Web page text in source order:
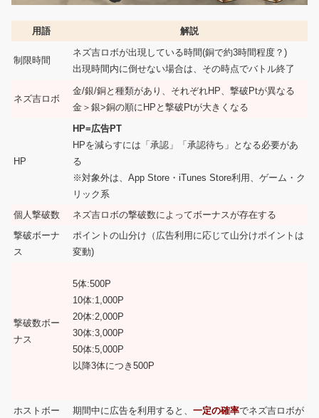
用語 解説
制限時間
ネズ吉ロボが出現している時間(銅で約3時間程度？)
出現時間内に倒せない場合は、その時点でバトル終了
ネズ吉ロボ
金/銀/銅と種類があり、それぞれHP、撃破Ptが異なる
金＞銀>銅の順にHPと撃破Ptが大きくなる
HP
HP=広告PT
HPを減らすには「承認」「承認待ち」となる必要があ
る
※対象外は、App Store・iTunes Store利用、ゲーム・ク
リック系
個人撃破数
ネズ吉ロボの撃破数によってボーナスが存在する
撃破ボーナ
ス
ポイントの山分け（広告利用に応じて山分けポイントは
変動)
撃破数ボー
ナス
5体:500P
10体:1,000P
20体:2,000P
30体:3,000P
50体:5,000P
以降3体につき500P
ホストボー
期間中に広告を利用すると、 一定の確率でネズ吉ロボが